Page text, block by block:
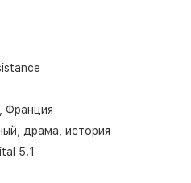
Франция
драма, история
5.1